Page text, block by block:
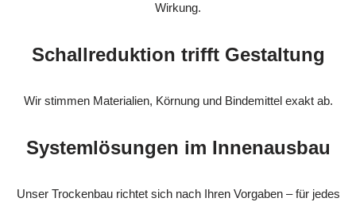
Wirkung.
Schallreduktion trifft Gestaltung
Wir stimmen Materialien, Körnung und Bindemittel exakt ab.
Systemlösungen im Innenausbau
Unser Trockenbau richtet sich nach Ihren Vorgaben – für jedes